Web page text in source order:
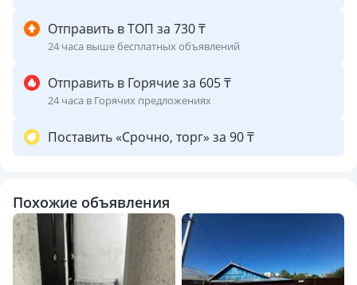
Отправить в ТОП за 730 ₸
24 часа выше бесплатных объявлений
Отправить в Горячие за 605 ₸
24 часа в Горячих предложениях
Поставить «Срочно, торг» за 90 ₸
Похожие объявления